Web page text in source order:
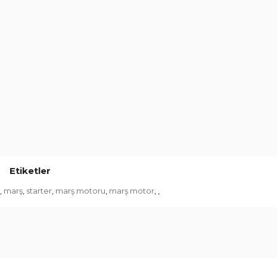
Etiketler
marş, starter, marş motoru marş motor,